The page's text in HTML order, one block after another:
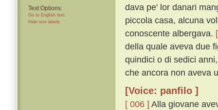
Text Options:
Go to English text
Hide text labels
dava pe' lor danari
piccola casa, alcuna
conoscente albergava.
della quale aveva due
quindici o di sedici
che ancora non aveva
[Voice: panfilo ]
[ 006 ] Alla giovane